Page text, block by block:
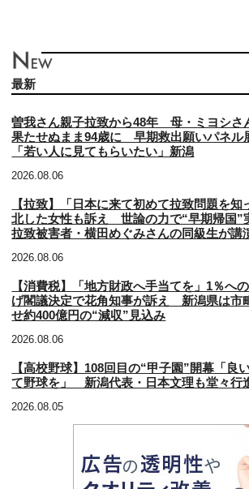
最新
曽我さん親子拉致から48年 母・ミヨシさ
果たせぬまま94歳に 早期救出願いパネル
「若い人に見てもらいたい」新潟
2026.08.06
【拉致】「日本に来て初めて拉致問題を知
北した女性も訴え 世論の力で“早期帰国”
拉致被害者・横田めぐみさんの同級生が講
2026.08.06
【消費税】「地方財政へ手当てを」1％へ
げ閣議決定で花角知事が訴え 新潟県は市
せ約400億円の“減収”見込み
2026.08.06
【高校野球】108回目の“甲子園”開幕「良
て野球を」 新潟代表・日本文理も堂々行
2026.08.05